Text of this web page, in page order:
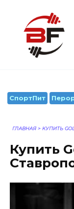
содержанию
СпортПит
ГЛАВНАЯ > КУПИТЬ
Купить